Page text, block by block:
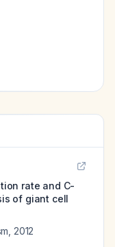
rate and C-
of giant cell
2012